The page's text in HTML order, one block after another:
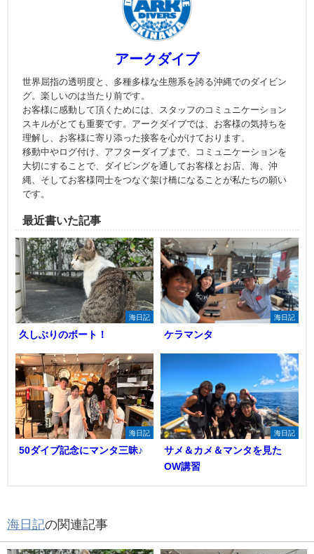
アークダイブ
世界屈指の透明度と、多種多様な生態系を誇る沖縄でのダイビン
グ。楽しいのは当たり前です。
お客様に感動して頂くためには、スタッフのコミュニケーション
スキルがとても重要です。アークダイブでは、お客様の気持ちを
理解し、お客様に寄り添った接客を心がけております。
移動中やログ付け、アフターダイブまで、コミュニケーションを
大切にすることで、ダイビングを通してお客様とお店、海、沖
縄、そしてお客様同士をつなぐ架け橋になることが私たちの願い
です。
最近書いた記事
海日記
久しぶりのボート！
海日記
ケラマンタ
海日記
50ダイブ記念にマンタ三昧♪
海日記
サメ＆カメ＆マンタを見た
OW講習
海日記の関連記事